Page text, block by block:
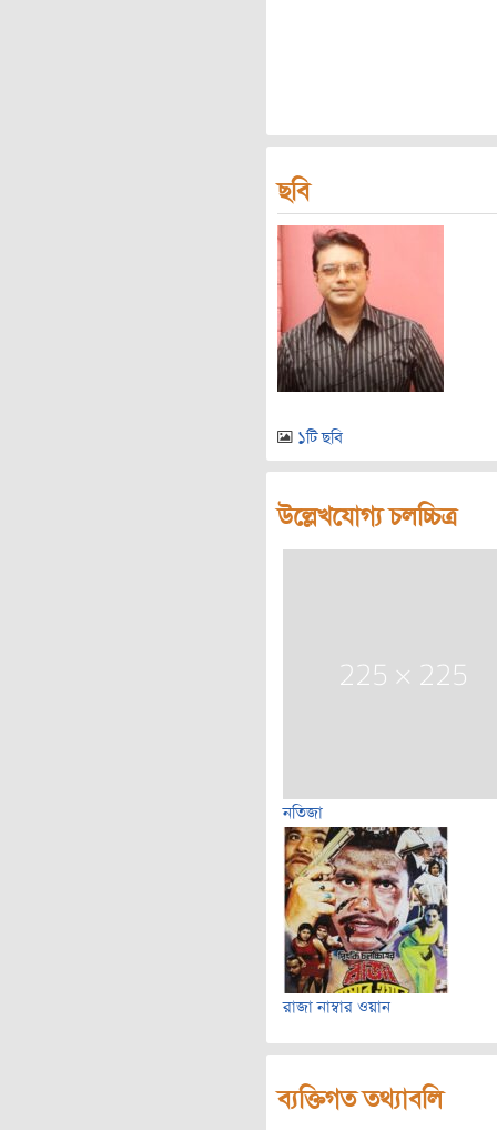
ছবি
১টি ছবি
উল্লেখযোগ্য চলচ্চিত্র
নতিজা
রাজা নাম্বার ওয়ান
ব্যক্তিগত তথ্যাবলি